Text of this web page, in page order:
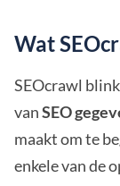
Wat
SEOcrawl
vanSEO
maakt om te
enkele van de